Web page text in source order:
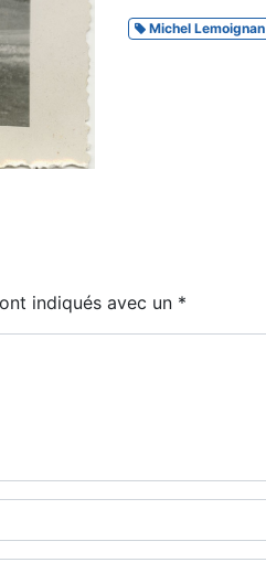
Michel Lemoignan
indiqués avec un *